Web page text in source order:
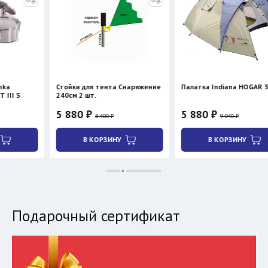
Стойки для тента Снаряжение
240см 2 шт.
5 880 ₽8 400 ₽
В КОРЗИНУ
Палатка Indiana HOGAR 3
5 880 ₽9 040 ₽
В КОРЗИНУ
Подарочный сертификат